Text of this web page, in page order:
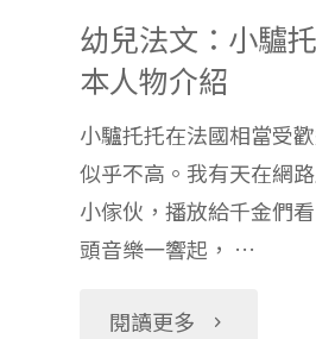
通】
美
國
版
幼兒法文：小驢
本人物介紹
小驢托托在法國相當受
似乎不高。我有天在網
小傢伙，播放給千金們
頭音樂一響起， …
閱讀更多 "幼